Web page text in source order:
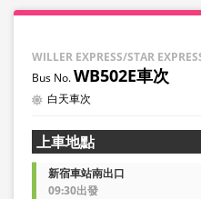
WILLER EXPRESS/STAR
WB502E車次
白天車次
上車地點
新宿車站南出口
09:30出發